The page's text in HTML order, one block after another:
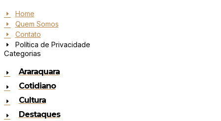
Home
Quem Somos
Contato
Política de Privacidade
Categorias
Araraquara
Cotidiano
Cultura
Destaques